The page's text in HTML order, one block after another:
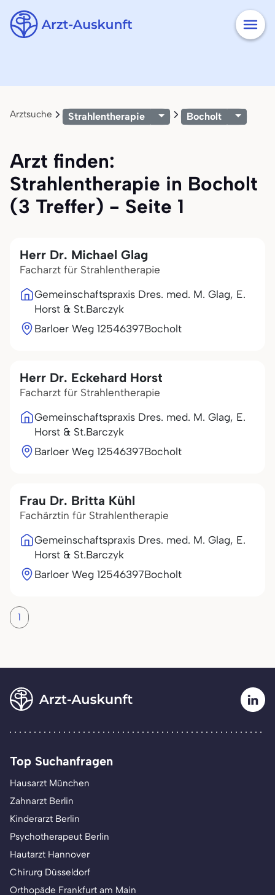
Arztsuche Strahlentherapie Bocholt
Arzt finden:
Strahlentherapie in Bocholt
(3 Treffer) - Seite 1
Herr Dr. Michael Glag
Facharzt für Strahlentherapie
Gemeinschaftspraxis Dres. med. M. Glag, E.
Horst & St.Barczyk
Barloer Weg 12546397Bocholt
Herr Dr. Eckehard Horst
Facharzt für Strahlentherapie
Gemeinschaftspraxis Dres. med. M. Glag, E.
Horst & St.Barczyk
Barloer Weg 12546397Bocholt
Frau Dr. Britta Kühl
Fachärztin für Strahlentherapie
Gemeinschaftspraxis Dres. med. M. Glag, E.
Horst & St.Barczyk
Barloer Weg 12546397Bocholt
1
Top Suchanfragen
Hausarzt München
Zahnarzt Berlin
Kinderarzt Berlin
Psychotherapeut Berlin
Hautarzt Hannover
Chirurg Düsseldorf
Orthopäde Frankfurt am Main